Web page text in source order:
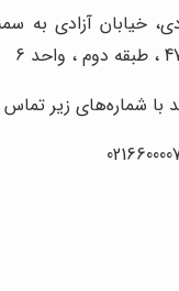
خیابان آزادی به
با شماره‌های زیر تماس